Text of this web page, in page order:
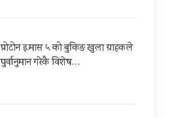
प्रोटोन इ.मास ५ को बुकिङ खुला ग्राहकले
पुर्वानुमान गरेकै विशेष…